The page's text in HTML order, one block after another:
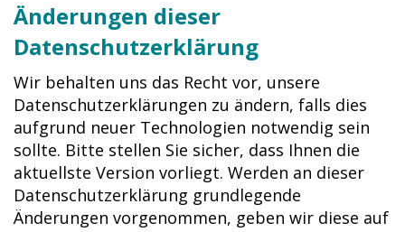
Änderungen dieser
Datenschutzerklärung
Wir behalten uns das Recht vor, unsere
Datenschutzerklärungen zu ändern, falls dies
aufgrund neuer Technologien notwendig sein
sollte. Bitte stellen Sie sicher, dass Ihnen die
aktuellste Version vorliegt. Werden an dieser
Datenschutzerklärung grundlegende
Änderungen vorgenommen, geben wir diese auf